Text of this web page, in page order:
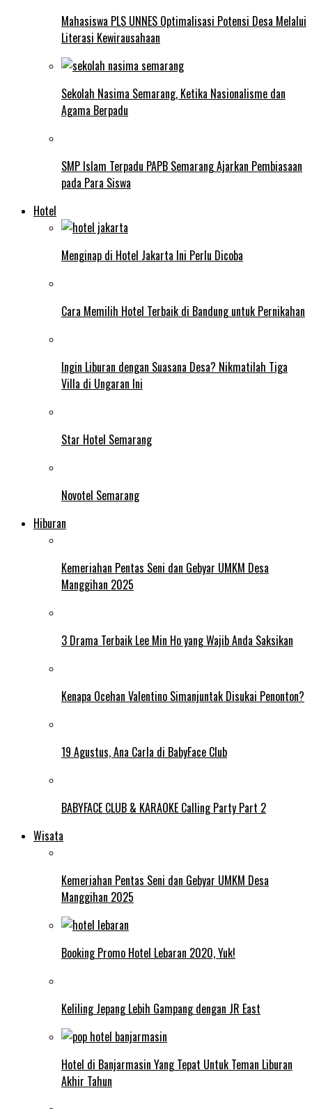
Mahasiswa PLS UNNES Optimalisasi Potensi Desa Melalui
Literasi Kewirausahaan
Sekolah Nasima Semarang, Ketika Nasionalisme dan
Agama Berpadu
SMP Islam Terpadu PAPB Semarang Ajarkan Pembiasaan
pada Para Siswa
Hotel
Menginap di Hotel Jakarta Ini Perlu Dicoba
Cara Memilih Hotel Terbaik di Bandung untuk Pernikahan
Ingin Liburan dengan Suasana Desa? Nikmatilah Tiga
Villa di Ungaran Ini
Star Hotel Semarang
Novotel Semarang
Hiburan
Kemeriahan Pentas Seni dan Gebyar UMKM Desa
Manggihan 2025
3 Drama Terbaik Lee Min Ho yang Wajib Anda Saksikan
Kenapa Ocehan Valentino Simanjuntak Disukai Penonton?
19 Agustus, Ana Carla di BabyFace Club
BABYFACE CLUB & KARAOKE Calling Party Part 2
Wisata
Kemeriahan Pentas Seni dan Gebyar UMKM Desa
Manggihan 2025
Booking Promo Hotel Lebaran 2020, Yuk!
Keliling Jepang Lebih Gampang dengan JR East
Hotel di Banjarmasin Yang Tepat Untuk Teman Liburan
Akhir Tahun